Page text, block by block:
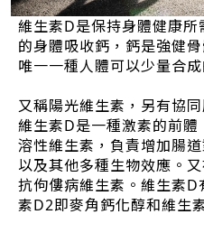
維生素D是保持身體健康
的身體吸收鈣，鈣是強健
唯一一種人體可以少量合成
又稱陽光維生素，另有協
維生素D是一種激素的前
溶性維生素，負責增加腸
以及其他多種生物效應。
抗佝僂病維生素。維生素
素D2即麥角鈣化醇和維生